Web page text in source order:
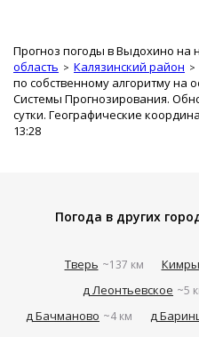
Прогноз погоды в Выдохино на
область
Калязинский район
по собственному алгоритму на
Системы Прогнозирования.
сутки. Географические
13:28
Погода в других
Тверь ~137 км Кимры
д Леонтьевское ~5
д Бачманово ~4 км д